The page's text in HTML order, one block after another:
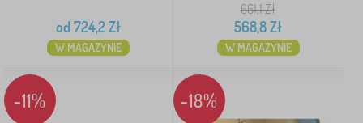
od 724,2Zł
W MAGAZYNIE
661,1Zł
568,8Zł
W MAGAZYNIE
-11% -18%